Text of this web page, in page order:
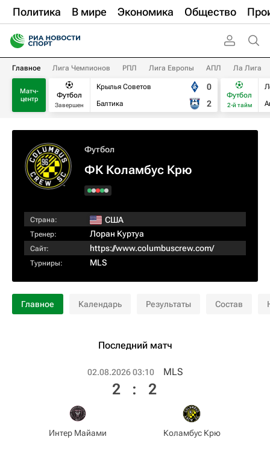
Политика В мире Экономика Общество
Главное Лига Чемпионов РПЛ Лига Европы АПЛ Ла Лига
Матч-
центр
Футбол
Завершен
Крылья Советов
Балтика
0
2
Футбол
2-й тайм
Футбол
ФК Коламбус Крю
Страна: США
Тренер: Лоран Куртуа
Сайт: https://www.columbuscrew.com/
Турниры: MLS
Главное Календарь Результаты Состав
Последний матч
02.08.2026 03:10 MLS
Интер Майами
2 : 2
Коламбус Крю